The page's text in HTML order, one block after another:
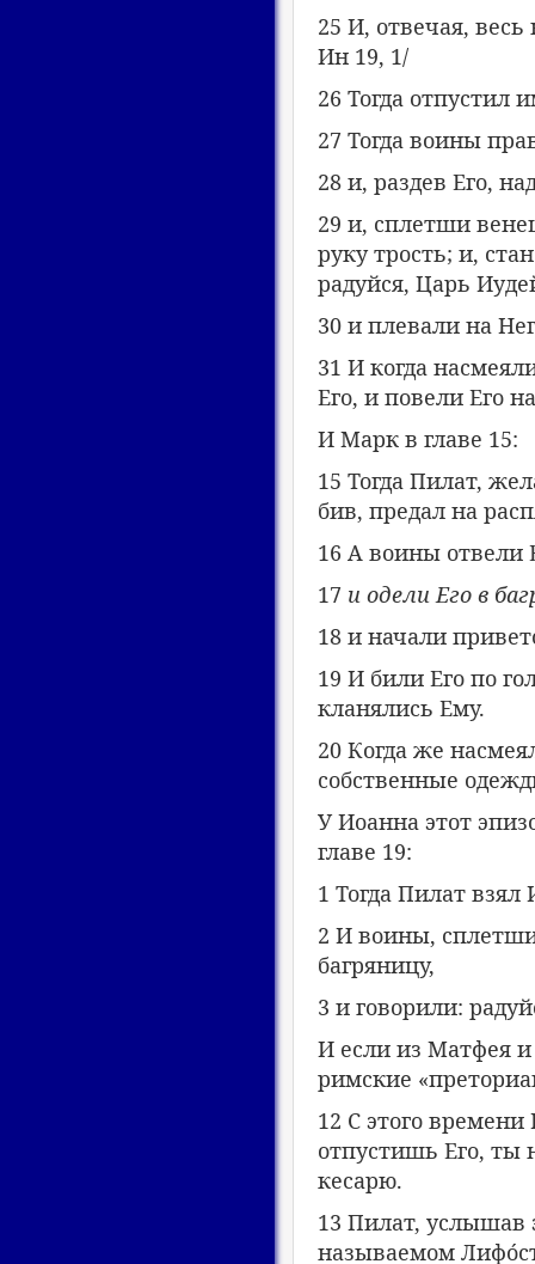
25 И, отвечая,
Ин 19, 1/
26 Тогда отпустил
27 Тогда воины
28 и, раздев Его,
29 и, сплетши
руку трость; и,
радуйся, Царь
30 и плевали на
31 И когда
Его, и повели Его
И Марк в главе 15:
15 Тогда Пилат,
бив, предал на
16 А воины отвели
17 и одели Его в
18 и начали
19 И били Его по
кланялись Ему.
20 Когда же
собственные
У Иоанна этот
главе 19:
1 Тогда Пилат взял
2 И воины,
багряницу,
3 и говорили:
И если из Матфея
римские
12 С этого
отпустишь Его, ты
кесарю.
13 Пилат, услышав
называемом